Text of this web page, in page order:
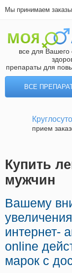
Мы принимаем
все для Вашего
препараты для
ВСЕ
прием
Купить
мужчин
Вашему
интернет-
online
марок с